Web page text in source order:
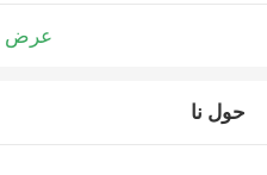
عرض
حول نا